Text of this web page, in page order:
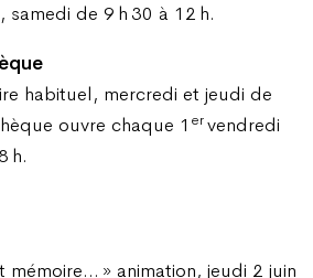
samedi de 9 h 30 à 12 h.
habituel, mercredi et jeudi de
ouvre chaque 1 ervendredi
h.
mémoire… » animation, jeudi 2 juin